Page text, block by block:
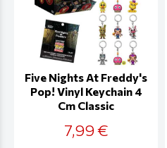
Five Nights At Freddy's
Pop! Vinyl Keychain 4
Cm Classic
7,99 €